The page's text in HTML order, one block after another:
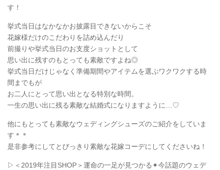
す！
挙式当日はなかなかお披露目できないからこそ
花嫁様だけのこだわりを詰め込んだり
前撮りや挙式当日のお支度ショットとして
思い出に残すのもとっても素敵ですよね◎
挙式当日だけじゃなく準備期間やアイテムを選ぶワクワクする時
間までもが
お二人にとって思い出となる特別な時間。
一生の思い出に残る素敵な結婚式になりますように…♡
他にもとっても素敵なウェディングシューズのご紹介をしていま
す＊＊
是非参考にしてとびっきり素敵な花嫁コーデにしてくださいね！
▷＜2019年注目SHOP＞運命の一足が見つかる✦今話題のウェデ